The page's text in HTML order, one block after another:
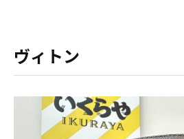
ヴィトン